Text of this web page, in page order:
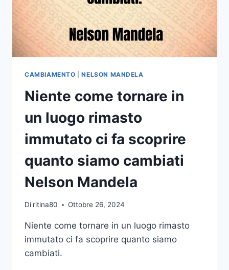
CAMBIAMENTO |NELSON MANDELA
Niente come tornare in
un luogo rimasto
immutato ci fa scoprire
quanto siamo cambiati
Nelson Mandela
Di ritina80 Ottobre 26, 2024
Niente come tornare in un luogo rimasto
immutato ci fa scoprire quanto siamo
cambiati.